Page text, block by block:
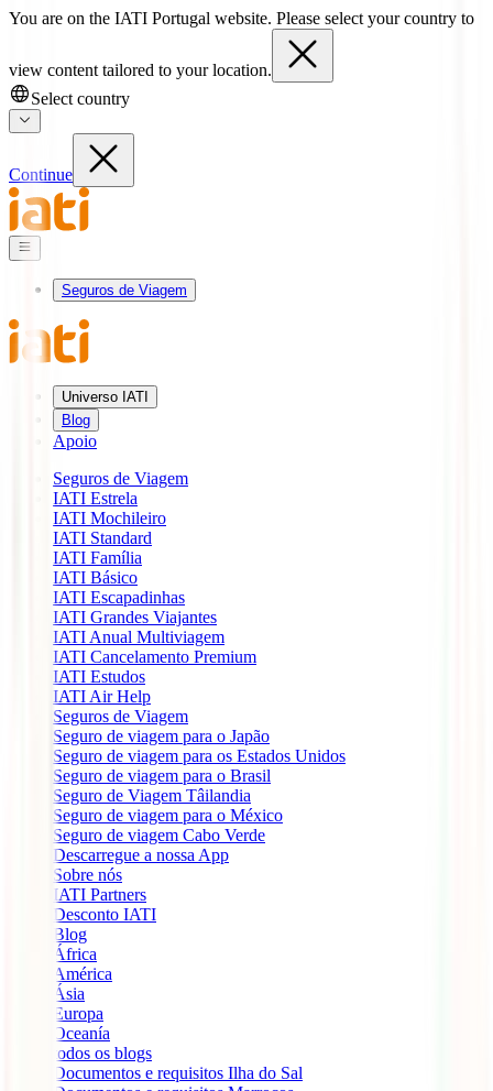
You are on the IATI Portugal website. Please select your country to
view content tailored to your location.
Select country
Continue
Seguros de Viagem
Universo IATI
Blog
Apoio
Seguros de Viagem
IATI Estrela
IATI Mochileiro
IATI Standard
IATI Família
IATI Básico
IATI Escapadinhas
IATI Grandes Viajantes
IATI Anual Multiviagem
IATI Cancelamento Premium
IATI Estudos
IATI Air Help
Seguros de Viagem
Seguro de viagem para o Japão
Seguro de viagem para os Estados Unidos
Seguro de viagem para o Brasil
Seguro de Viagem Tâilandia
Seguro de viagem para o México
Seguro de viagem Cabo Verde
Descarregue a nossa App
Sobre nós
IATI Partners
Desconto IATI
Blog
África
América
Ásia
Europa
Oceanía
todos os blogs
Documentos e requisitos Ilha do Sal